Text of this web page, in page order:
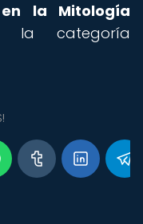
la Mitología
la categoría